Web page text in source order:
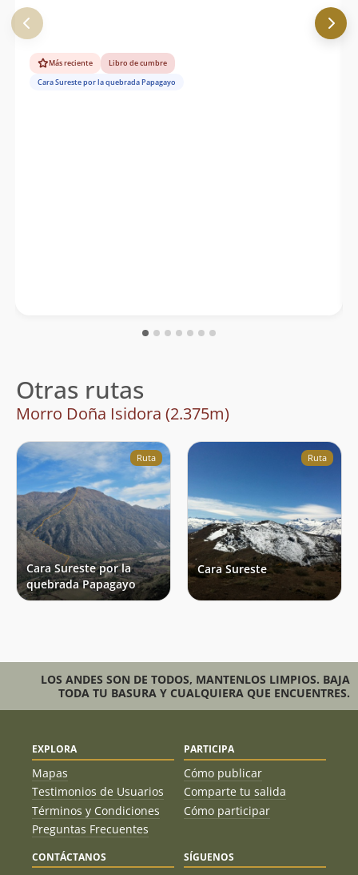
Más reciente
Libro de cumbre
Cara Sureste por la quebrada Papagayo
Otras rutas
Morro Doña Isidora (2.375m)
Ruta
Cara Sureste por la
quebrada Papagayo
Ruta
Cara Sureste
LOS ANDES SON DE TODOS, MANTENLOS LIMPIOS. BAJA
TODA TU BASURA Y CUALQUIERA QUE ENCUENTRES.
EXPLORA
Mapas
Testimonios de Usuarios
Términos y Condiciones
Preguntas Frecuentes
PARTICIPA
Cómo publicar
Comparte tu salida
Cómo participar
CONTÁCTANOS SÍGUENOS